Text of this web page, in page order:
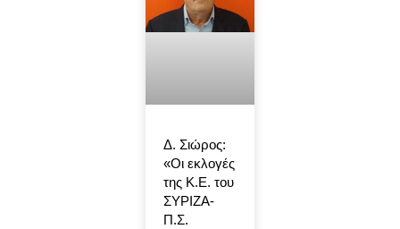
Δ. Σιώρος:
«Οι εκλογές
της Κ.Ε. του
ΣΥΡΙΖΑ-
Π.Σ.